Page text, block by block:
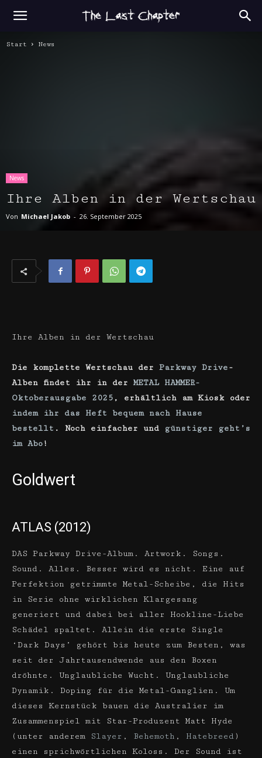
Start News
News
Ihre Alben in der Wertschau
Von Michael Jakob - 26. September 2025
Ihre Alben in der Wertschau
Die komplette Wertschau der Parkway Drive-
Alben findet ihr in der METAL HAMMER-
Oktoberausgabe 2025 , erhältlich am Kiosk oder
indem ihr das Heft bequem nach Hause
bestellt . Noch einfacher und
günstiger geht’s
im Abo!
Goldwert
ATLAS (2012)
DAS Parkway Drive-Album. Artwork. Songs.
Sound. Alles. Besser wird es nicht. Eine auf
Perfektion getrimmte Metal-Scheibe, die Hits
in Serie ohne wirklichen Klargesang
generiert und dabei bei aller Hookline-Liebe
Schädel spaltet. Allein die erste Single
‘Dark Days’ gehört bis heute zum Besten, was
seit der Jahrtausendwende aus den Boxen
dröhnte. Unglaubliche Wucht. Unglaubliche
Dynamik. Doping für die Metal-Ganglien. Um
dieses Kernstück bauen die Australier im
Zusammenspiel mit Star-Produzent Matt Hyde
(unter anderem
Slayer , Behemoth , Hatebreed)
einen sprichwörtlichen Koloss. Der Sound ist